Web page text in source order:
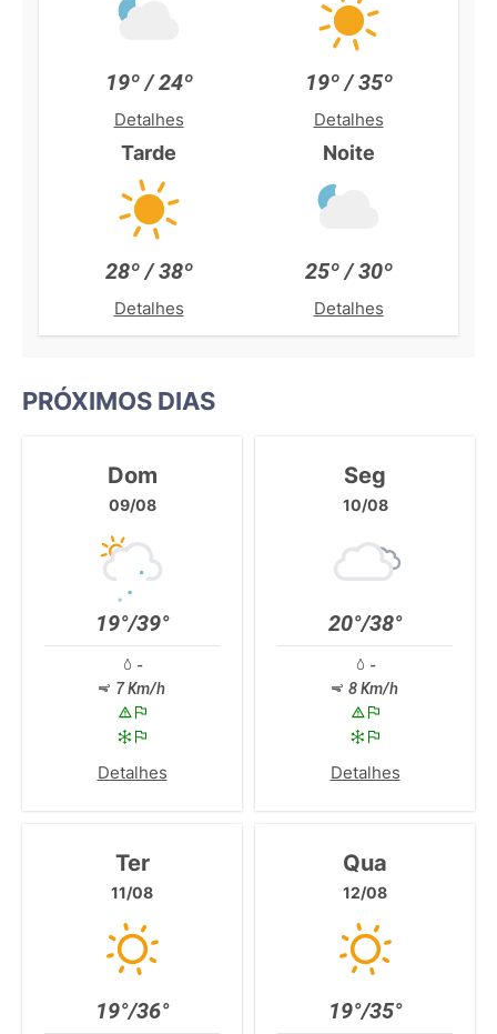
19º / 24º
Detalhes
19º / 35º
Detalhes
Tarde
28º / 38º
Detalhes
Noite
25º / 30º
Detalhes
PRÓXIMOS DIAS
Dom
09/08
19°/39°
-
7 Km/h
Detalhes
Seg
10/08
20°/38°
-
8 Km/h
Detalhes
Ter
11/08
19°/36°
Qua
12/08
19°/35°